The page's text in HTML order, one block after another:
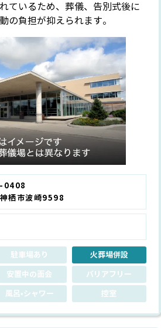
ているため、葬儀、告別式後に
の負担が抑えられます。
0408
栖市波崎9598
駐車場あり
火葬場併設
安置中の面会
バリアフリー
風呂•シャワー 控室